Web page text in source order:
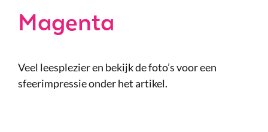
Magenta
Veel leesplezier en bekijk de foto’s voor een
sfeerimpressie onder het artikel.